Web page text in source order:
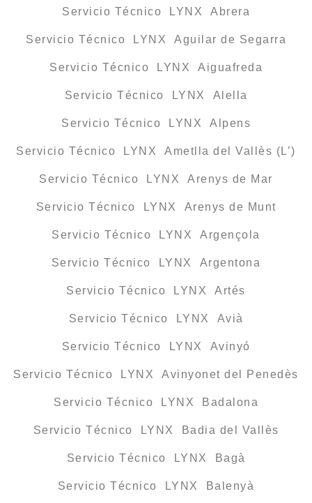
Servicio Técnico LYNX Abrera
Servicio Técnico LYNX Aguilar de Segarra
Servicio Técnico LYNX Aiguafreda
Servicio Técnico LYNX Alella
Servicio Técnico LYNX Alpens
Servicio Técnico LYNX Ametlla del Vallès (L’)
Servicio Técnico LYNX Arenys de Mar
Servicio Técnico LYNX Arenys de Munt
Servicio Técnico LYNX Argençola
Servicio Técnico LYNX Argentona
Servicio Técnico LYNX Artés
Servicio Técnico LYNX Avià
Servicio Técnico LYNX Avinyó
Servicio Técnico LYNX Avinyonet del Penedès
Servicio Técnico LYNX Badalona
Servicio Técnico LYNX Badia del Vallès
Servicio Técnico LYNX Bagà
Servicio Técnico LYNX Balenyà